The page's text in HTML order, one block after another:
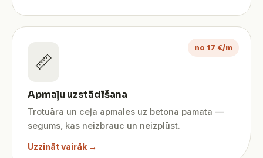
no 17 €/m
📏
Apmaļu uzstādīšana
Trotuāra un ceļa apmales uz betona pamata —
segums, kas neizbrauc un neizplūst.
Uzzināt vairāk →